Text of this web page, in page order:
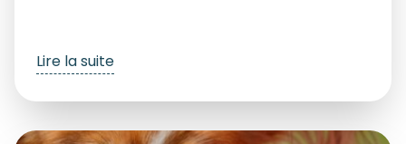
Lire la suite